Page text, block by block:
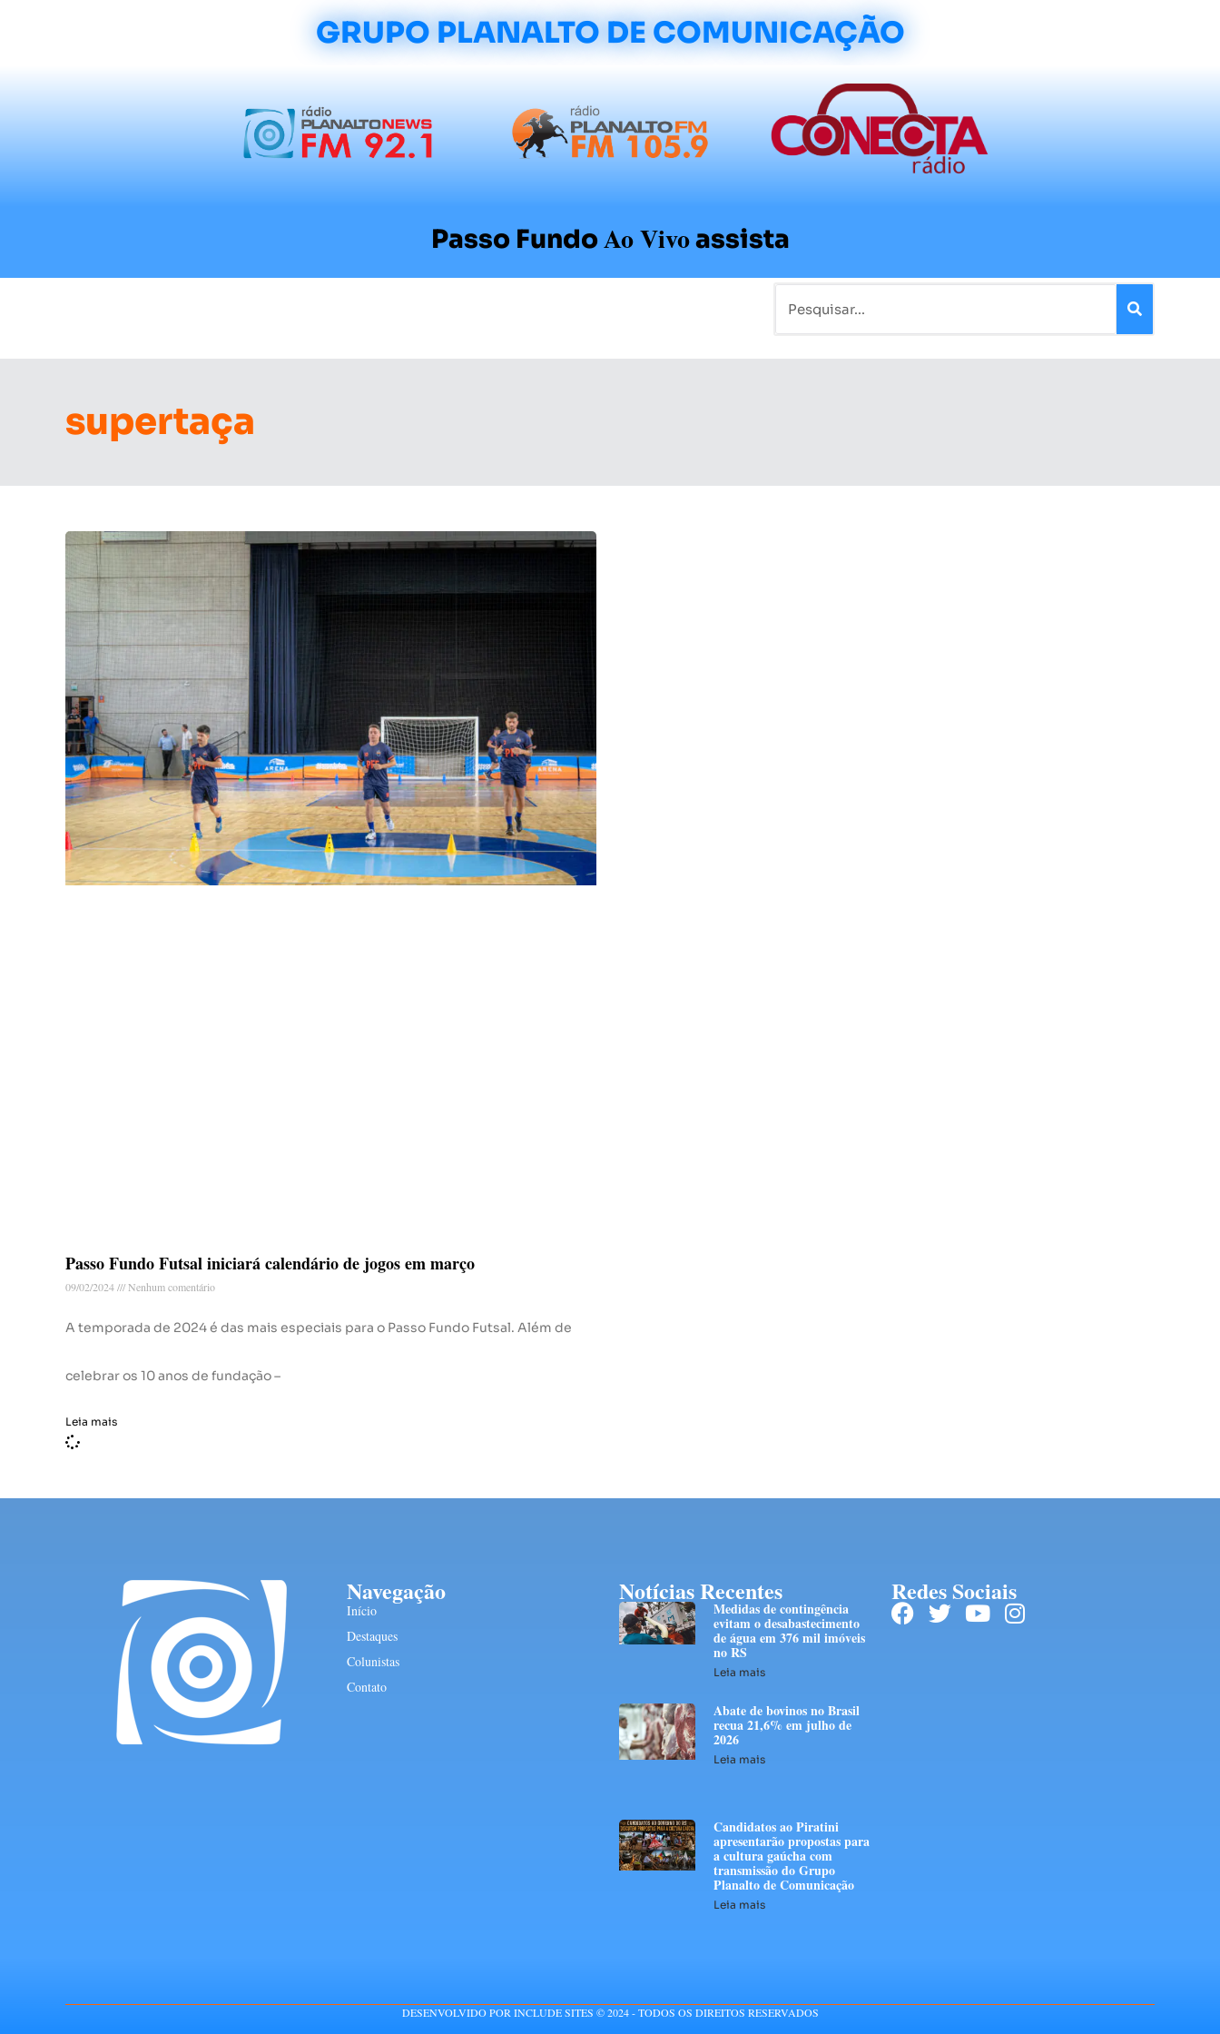
GRUPO PLANALTO DE COMUNICAÇÃO
Passo FundoAo Vivoassista
supertaça
Passo Fundo Futsal iniciará calendário de jogos em março
09/02/2024 Nenhum comentário
A temporada de 2024 é das mais especiais para o Passo Fundo Futsal. Além de
celebrar os 10 anos de fundação –
Leia mais
Navegação
Início
Destaques
Colunistas
Contato
Notícias Recentes
Medidas de contingência
evitam o desabastecimento
de água em 376 mil imóveis
no RS
Leia mais
Abate de bovinos no Brasil
recua 21,6% em julho de
2026
Leia mais
Candidatos ao Piratini
apresentarão propostas para
a cultura gaúcha com
transmissão do Grupo
Planalto de Comunicação
Leia mais
Redes Sociais
DESENVOLVIDO POR INCLUDE SITES © 2024 - TODOS OS DIREITOS RESERVADOS